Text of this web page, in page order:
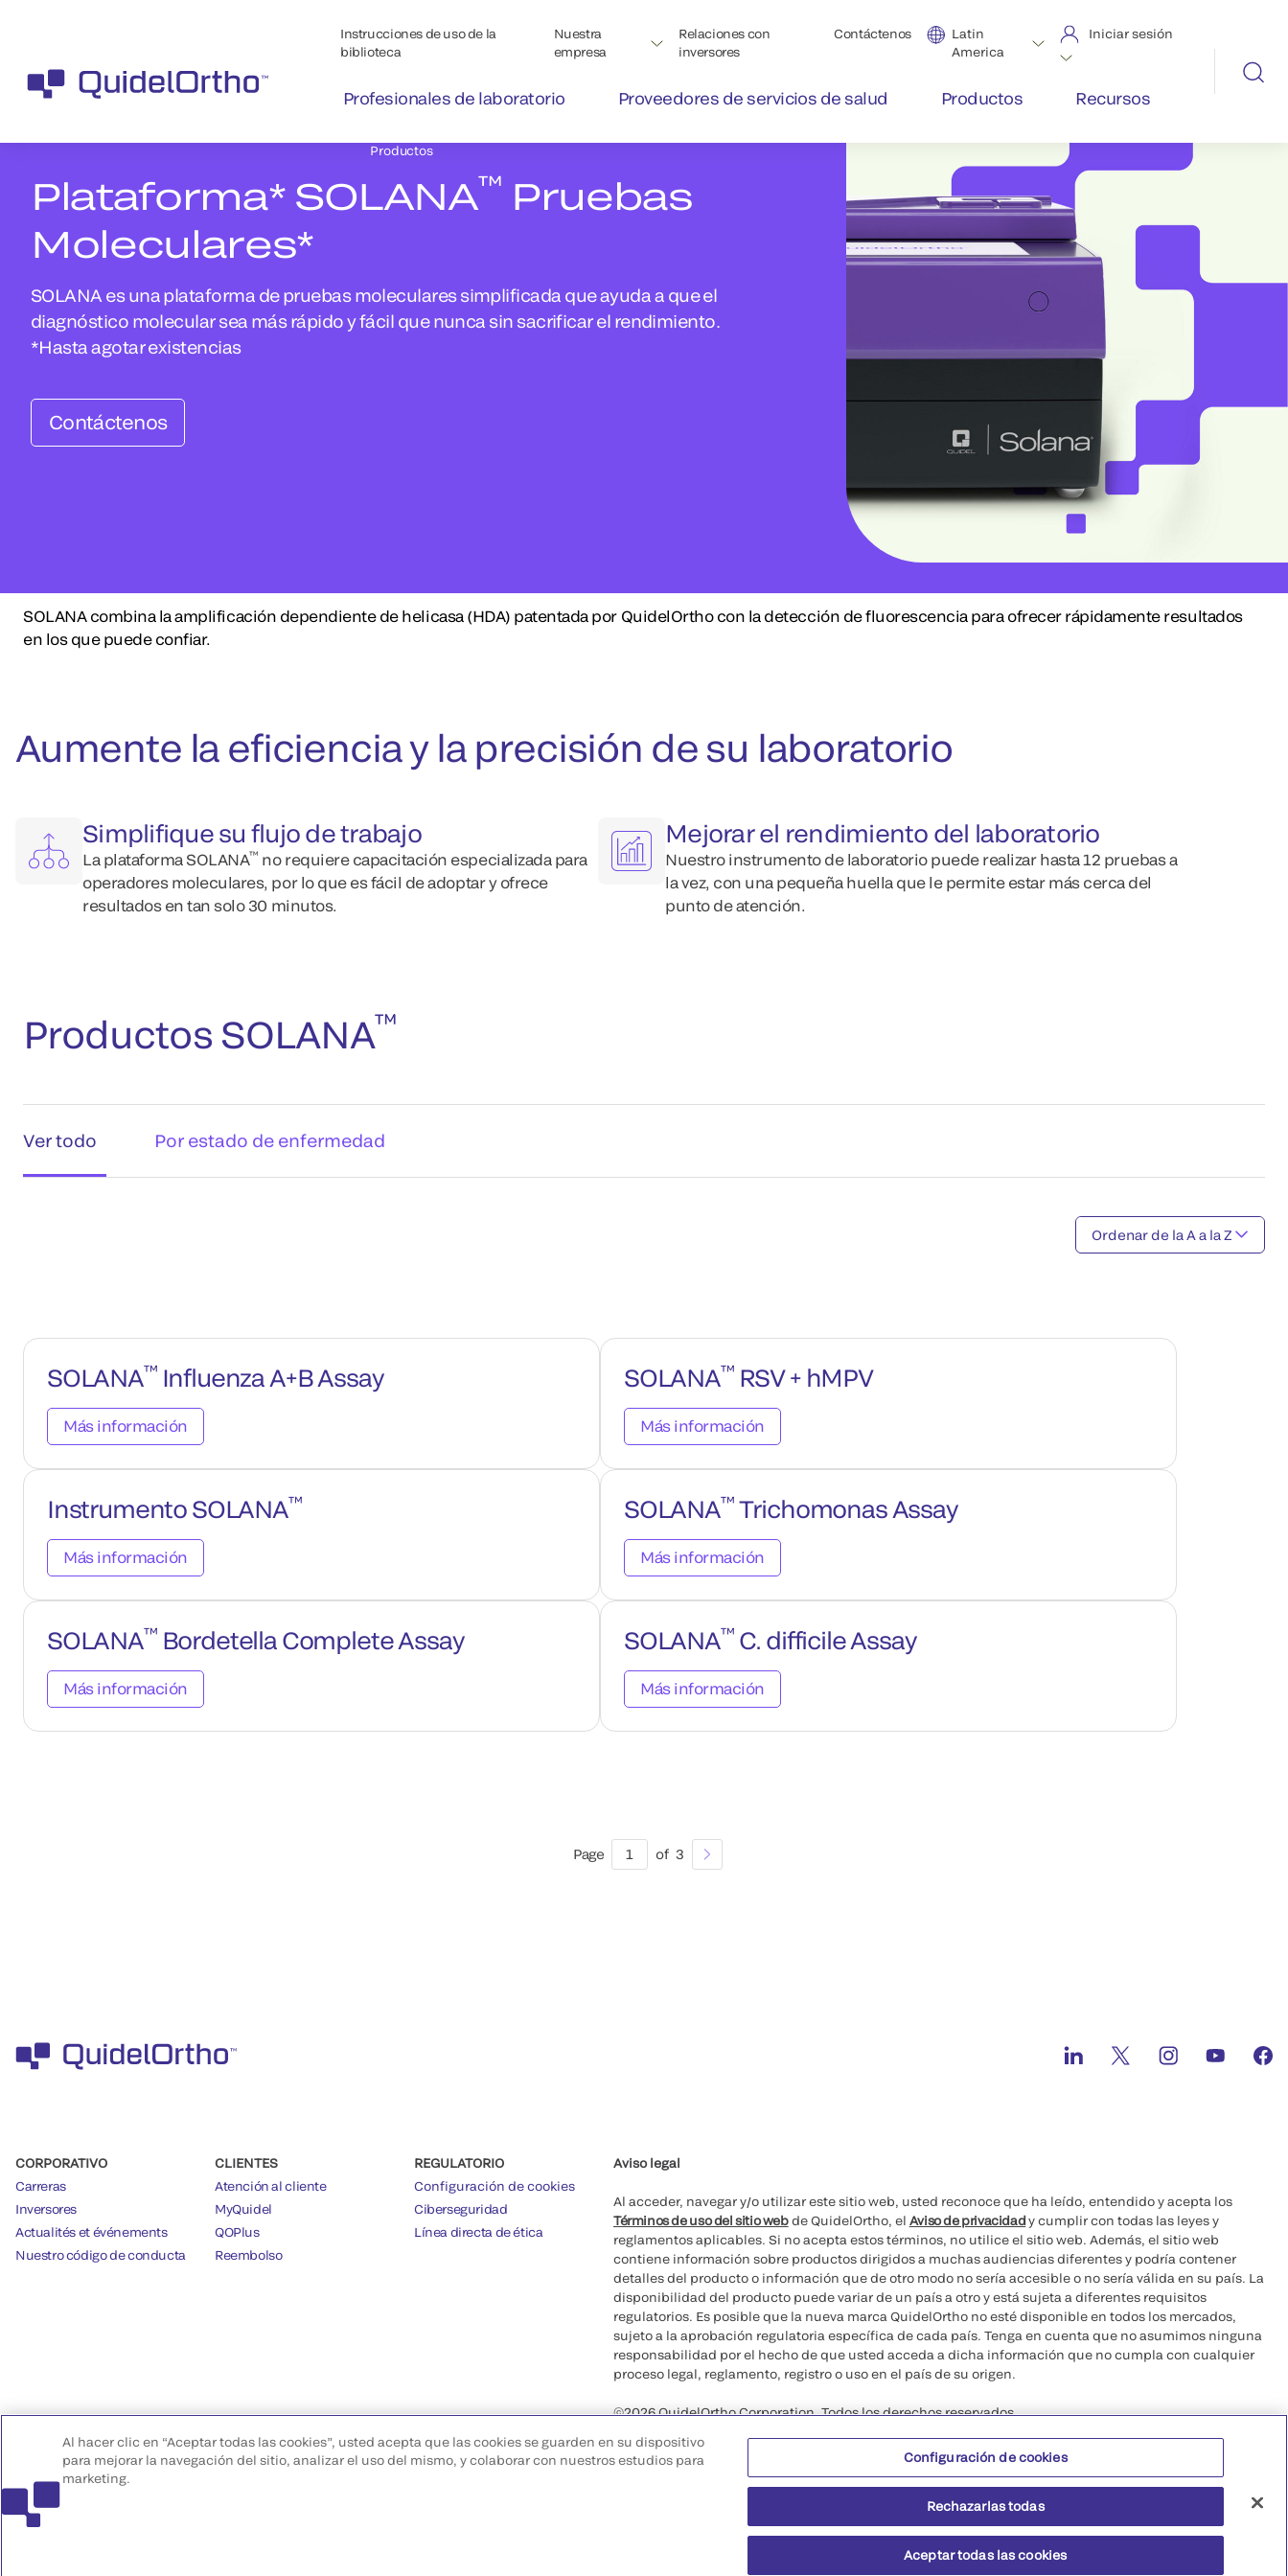
Instrucciones de uso de la
biblioteca
Nuestra
empresa
Relaciones con
inversores
Contáctenos
Latin
America
Iniciar sesión
Profesionales de laboratorio Proveedores de servicios de salud Productos Recursos
Productos
Plataforma* SOLANA™ Pruebas
Moleculares*
SOLANA es una plataforma de pruebas moleculares simplificada que ayuda a que el
diagnóstico molecular sea más rápido y fácil que nunca sin sacrificar el rendimiento.
*Hasta agotar existencias
Contáctenos
SOLANA combina la amplificación dependiente de helicasa (HDA) patentada por QuidelOrtho con la detección de fluorescencia para ofrecer rápidamente resultados
en los que puede confiar.
Aumente la eficiencia y la precisión de su laboratorio
Simplifique su flujo de trabajo
La plataforma SOLANA™ no requiere capacitación especializada para
operadores moleculares, por lo que es fácil de adoptar y ofrece
resultados en tan solo 30 minutos.
Mejorar el rendimiento del laboratorio
Nuestro instrumento de laboratorio puede realizar hasta 12 pruebas a
la vez, con una pequeña huella que le permite estar más cerca del
punto de atención.
Productos SOLANA™
Ver todo Por estado de enfermedad
SOLANA™Influenza A+B Assay
Más información
SOLANA™RSV + hMPV
Más información
Instrumento SOLANA™
Más información
SOLANA™Trichomonas Assay
Más información
SOLANA™Bordetella Complete Assay
Más información
SOLANA™C. difficile Assay
Más información
Page 1 of 3
CORPORATIVO
Carreras
Inversores
Actualités et événements
Nuestro código de conducta
CLIENTES
Atención al cliente
MyQuidel
QOPlus
Reembolso
REGULATORIO
Configuración de cookies
Ciberseguridad
Línea directa de ética
Aviso legal
Al acceder, navegar y/o utilizar este sitio web, usted reconoce que ha leído, entendido y acepta los
Términos de uso del sitio webde QuidelOrtho, el Aviso de privacidady cumplir con todas las leyes y
reglamentos aplicables. Si no acepta estos términos, no utilice el sitio web. Además, el sitio web
contiene información sobre productos dirigidos a muchas audiencias diferentes y podría contener
detalles del producto o información que de otro modo no sería accesible o no sería válida en su país. La
disponibilidad del producto puede variar de un país a otro y está sujeta a diferentes requisitos
regulatorios. Es posible que la nueva marca QuidelOrtho no esté disponible en todos los mercados,
sujeto a la aprobación regulatoria específica de cada país. Tenga en cuenta que no asumimos ninguna
responsabilidad por el hecho de que usted acceda a dicha información que no cumpla con cualquier
proceso legal, reglamento, registro o uso en el país de su origen.
©2026 QuidelOrtho Corporation. Todos los derechos reservados.
QuidelOrtho Corporation
9975 Summers Ridge Road, San Diego, CA 92121, USA
Al hacer clic en “Aceptar todas las cookies”, usted acepta que las cookies se guarden en su dispositivo
para mejorar la navegación del sitio, analizar el uso del mismo, y colaborar con nuestros estudios para
marketing.
Configuración de cookies
Rechazarlas todas
Aceptar todas las cookies